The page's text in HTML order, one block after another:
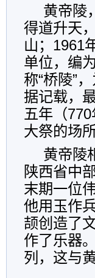
黄帝陵
得道升天
山；1961
单位，编
称“桥陵”
据记载，
五年（
大祭的场所
黄帝陵
陕西省中
末期一位
他用玉作
颉创造了
作了乐器
列，这与